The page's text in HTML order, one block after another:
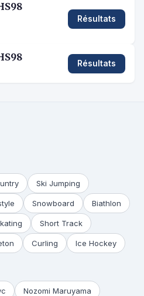
Résultats
Résultats
Ski Jumping
Snowboard Biathlon
Short Track
Curling Ice Hockey
Nozomi Maruyama